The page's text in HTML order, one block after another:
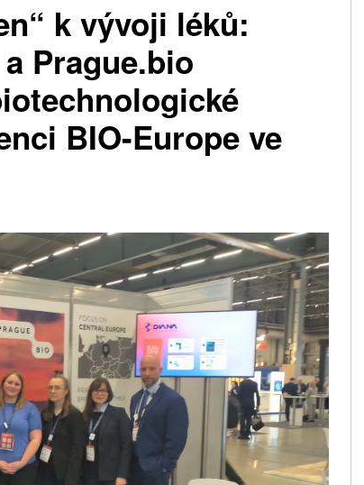
k vývoji léků:
Prague.bio
BIO-Europe ve